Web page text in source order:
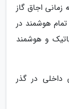
اجاق گاز
تمام هوشمند در
و هوشمند
داخلی در گذر